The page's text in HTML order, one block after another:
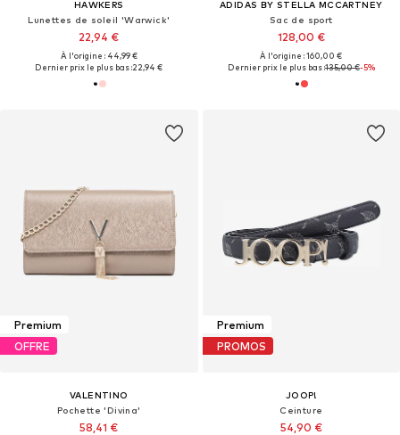
HAWKERS
Lunettes de soleil 'Warwick'
22,94 €
À l'origine : 44,99 €
Dernier prix le plus bas :22,94 €
ADIDAS BY STELLA MCCARTNEY
Sac de sport
128,00 €
À l'origine : 160,00 €
Dernier prix le plus bas :135,00 €-5%
Premium
OFFRE
VALENTINO
Pochette 'Divina'
58,41 €
Premium
PROMOS
JOOP!
Ceinture
54,90 €